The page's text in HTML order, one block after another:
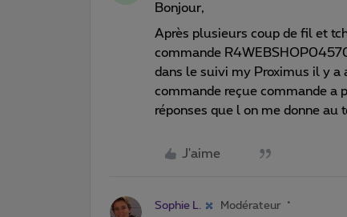
Bonjour,
Après plusieurs coup de fil et
commande
dans le suivi my Proximus il y a
commande reçue commande a
réponses que l on me donne au
J'aime
Sophie L. Modérateur